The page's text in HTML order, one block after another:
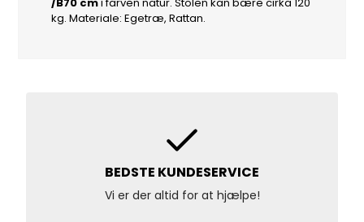
kg. Materiale: Egetræ, Rattan.
BEDSTE KUNDESERVICE
Vi er der altid for at hjælpe!